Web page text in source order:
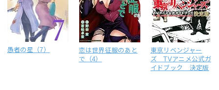
愚者の星（7）
恋は世界征服のあと
で（4）
東京リベンジャー
ズ TVアニメ公式ガ
イドブック 決定版